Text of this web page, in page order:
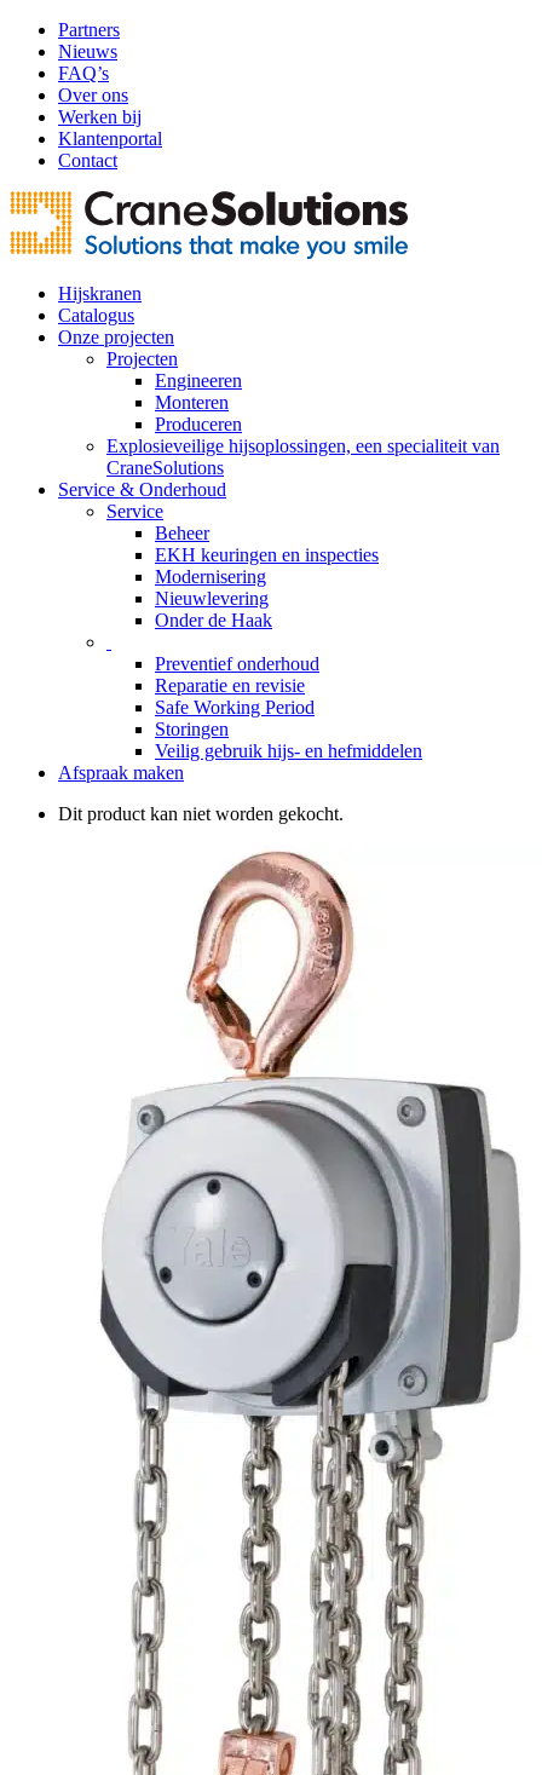
Partners
Nieuws
FAQ’s
Over ons
Werken bij
Klantenportal
Contact
Hijskranen
Catalogus
Onze projecten
Projecten
Engineeren
Monteren
Produceren
Explosieveilige hijsoplossingen, een specialiteit van
CraneSolutions
Service & Onderhoud
Service
Beheer
EKH keuringen en inspecties
Modernisering
Nieuwlevering
Onder de Haak
Preventief onderhoud
Reparatie en revisie
Safe Working Period
Storingen
Veilig gebruik hijs- en hefmiddelen
Afspraak maken
Dit product kan niet worden gekocht.